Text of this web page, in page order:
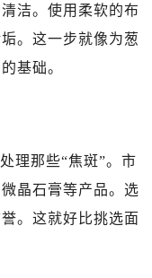
洁。使用柔软的布
。这一步就像为葱
基础。
理那些“焦斑”。市
晶石膏等产品。选
。这就好比挑选面